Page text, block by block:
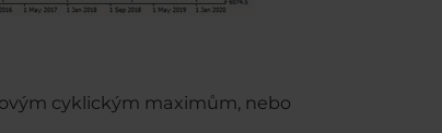
cyklickým maximům, nebo